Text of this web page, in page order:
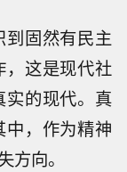
到固然有民主
，这是现代社
实的现代。真
，作为精神
方向。